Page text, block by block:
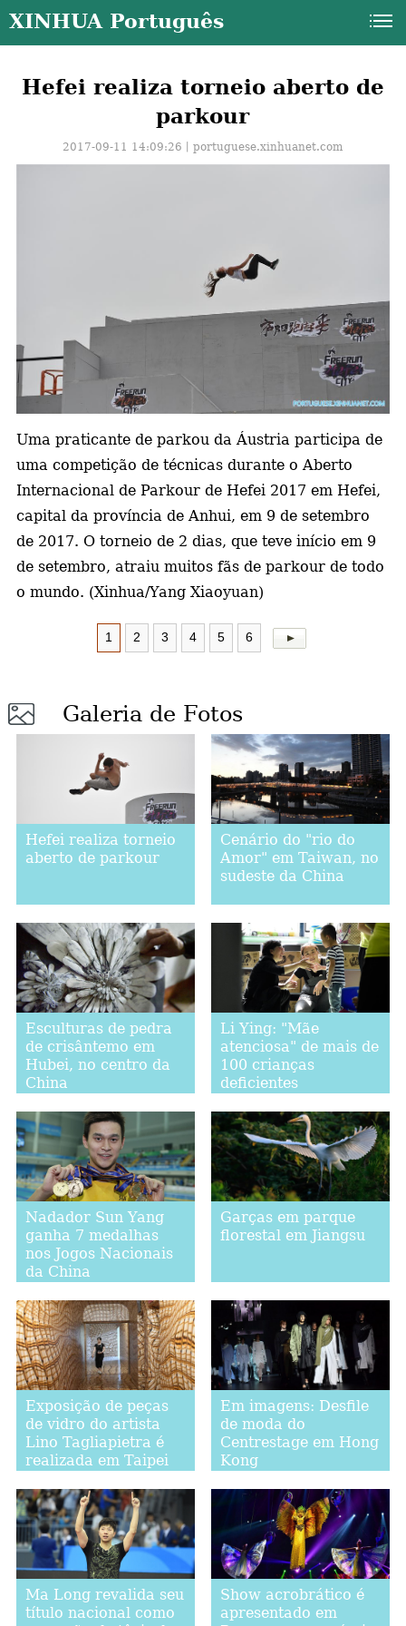
XINHUA Português
Hefei realiza torneio aberto de
parkour
2017-09-11 14:09:26丨portuguese.xinhuanet.com
Uma praticante de parkou da Áustria participa de
uma competição de técnicas durante o Aberto
Internacional de Parkour de Hefei 2017 em Hefei,
capital da província de Anhui, em 9 de setembro
de 2017. O torneio de 2 dias, que teve início em 9
de setembro, atraiu muitos fãs de parkour de todo
o mundo. (Xinhua/Yang Xiaoyuan)
1 2 3 4 5 6
Galeria de Fotos
Hefei realiza torneio
aberto de parkour
Cenário do "rio do
Amor" em Taiwan, no
sudeste da China
Esculturas de pedra
de crisântemo em
Hubei, no centro da
China
Li Ying: "Mãe
atenciosa" de mais de
100 crianças
deficientes
Nadador Sun Yang
ganha 7 medalhas
nos Jogos Nacionais
da China
Garças em parque
florestal em Jiangsu
Exposição de peças
de vidro do artista
Lino Tagliapietra é
realizada em Taipei
Em imagens: Desfile
de moda do
Centrestage em Hong
Kong
Ma Long revalida seu
título nacional como
Show acrobrático é
apresentado em